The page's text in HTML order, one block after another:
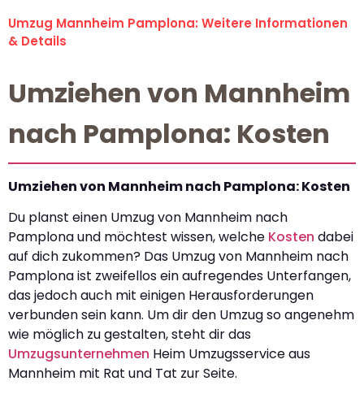
Umzug Mannheim Pamplona: Weitere Informationen
& Details
Umziehen von Mannheim
nach Pamplona: Kosten
Umziehen von Mannheim nach Pamplona: Kosten
Du planst einen Umzug von Mannheim nach
Pamplona und möchtest wissen, welche Kosten dabei
auf dich zukommen? Das Umzug von Mannheim nach
Pamplona ist zweifellos ein aufregendes Unterfangen,
das jedoch auch mit einigen Herausforderungen
verbunden sein kann. Um dir den Umzug so angenehm
wie möglich zu gestalten, steht dir das
Umzugsunternehmen Heim Umzugsservice aus
Mannheim mit Rat und Tat zur Seite.